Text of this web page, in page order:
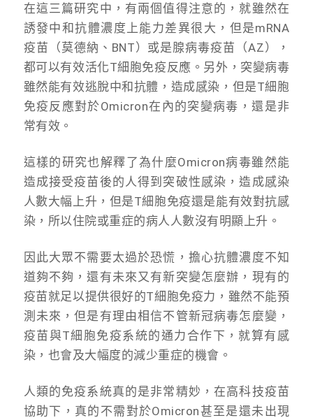
在這三篇研究中，有兩個值得注意的，就雖然在
誘發中和抗體濃度上能力差異很大，但是mRNA
疫苗（莫德納、BNT）或是腺病毒疫苗（AZ），
都可以有效活化T細胞免疫反應。另外，突變病毒
雖然能有效逃脫中和抗體，造成感染，但是T細胞
免疫反應對於Omicron在內的突變病毒，還是非
常有效。
這樣的研究也解釋了為什麼Omicron病毒雖然能
造成接受疫苗後的人得到突破性感染，造成感染
人數大幅上升，但是T細胞免疫還是能有效對抗感
染，所以住院或重症的病人人數沒有明顯上升。
因此大眾不需要太過於恐慌，擔心抗體濃度不知
道夠不夠，還有未來又有新突變怎麼辦，現有的
疫苗就足以提供很好的T細胞免疫力，雖然不能預
測未來，但是有理由相信不管新冠病毒怎麼變，
疫苗與T細胞免疫系統的通力合作下，就算有感
染，也會及大幅度的減少重症的機會。
人類的免疫系統真的是非常精妙，在高科技疫苗
協助下，真的不需對於Omicron甚至是還未出現